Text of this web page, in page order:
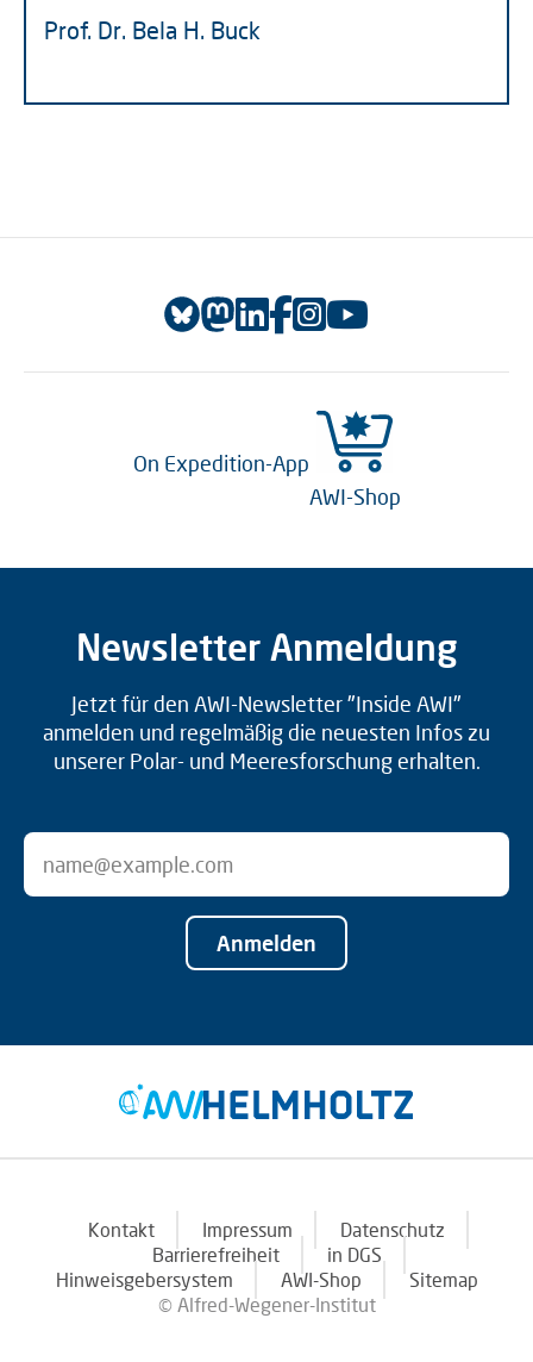
Prof. Dr. Bela H. Buck
On Expedition-App
AWI-Shop
Newsletter Anmeldung
Jetzt für den AWI-Newsletter "Inside AWI"
anmelden und regelmäßig die neuesten Infos zu
unserer Polar- und Meeresforschung erhalten.
Anmelden
Kontakt Impressum
Datenschutz
Barrierefreiheit
in DGS
Hinweisgebersystem
AWI-Shop
Sitemap
© Alfred-Wegener-Institut